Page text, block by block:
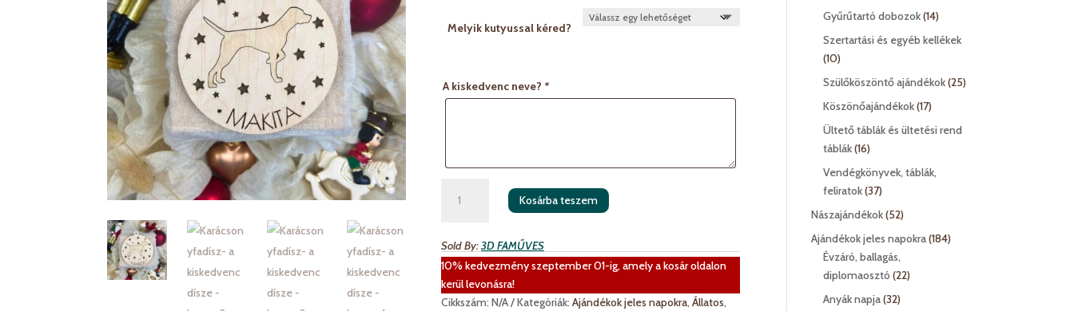
Melyik kutyussal kéred?
A kiskedvenc neve? *
Karácsonyfadísz-
dísze
mennyiség
Kosárba teszem
Sold By:3D FAMŰVES
10% kedvezmény szeptember 01-ig, amely a kosár oldalon
kerül levonásra!
Cikkszám:N/A Kategóriák:Ajándékok jeles napokra,Állatos,
termék
Gyűrűtartó dobozok 1414
termék
Szertartási és egyéb kellékek
1010
termék
Szülőköszöntő ajándékok 2525
Köszönőajándékok 1717
termék
Ültető táblák és ültetési rend
táblák 1616
termék
Vendégkönyvek, táblák,
feliratok 3737
termék
Nászajándékok 5252
termék
Ajándékok jeles napokra 184184
Évzáró, ballagás,
diplomaosztó 2222
Anyák napja 3232